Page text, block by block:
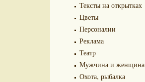
Тексты на открытках
Цветы
Персоналии
Реклама
Театр
Мужчина и женщина
Охота, рыбалка